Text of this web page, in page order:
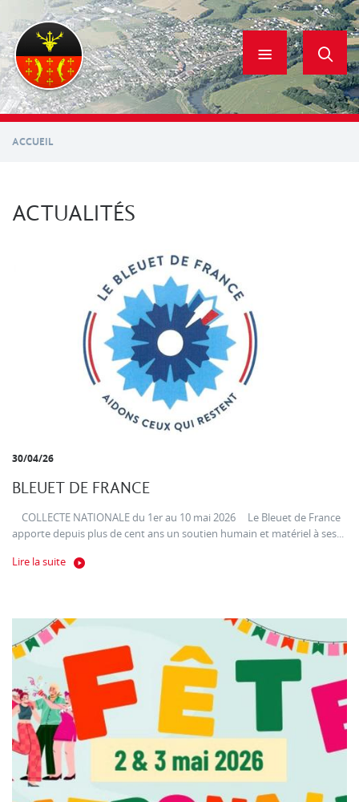
contenu
principal
ACCUEIL
ACTUALITÉS
30/04/26
BLEUET DE FRANCE
COLLECTE NATIONALE du 1er au 10 mai 2026 Le Bleuet de France
apporte depuis plus de cent ans un soutien humain et matériel à ses...
Lire la suite